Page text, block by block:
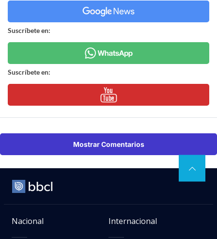
Suscríbete en:
Suscríbete en:
Mostrar Comentarios
Nacional Internacional